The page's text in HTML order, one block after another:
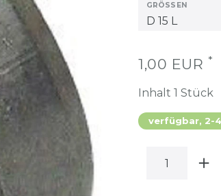
GRÖSSEN
1,00 EUR *
Inhalt 1 Stück
verfügbar, 2-